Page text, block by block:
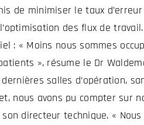
de minimiser le taux
des flux de
: « Moins nous sommes
», résume le Dr
salles d’opération,
nous avons pu compter sur
directeur technique. «